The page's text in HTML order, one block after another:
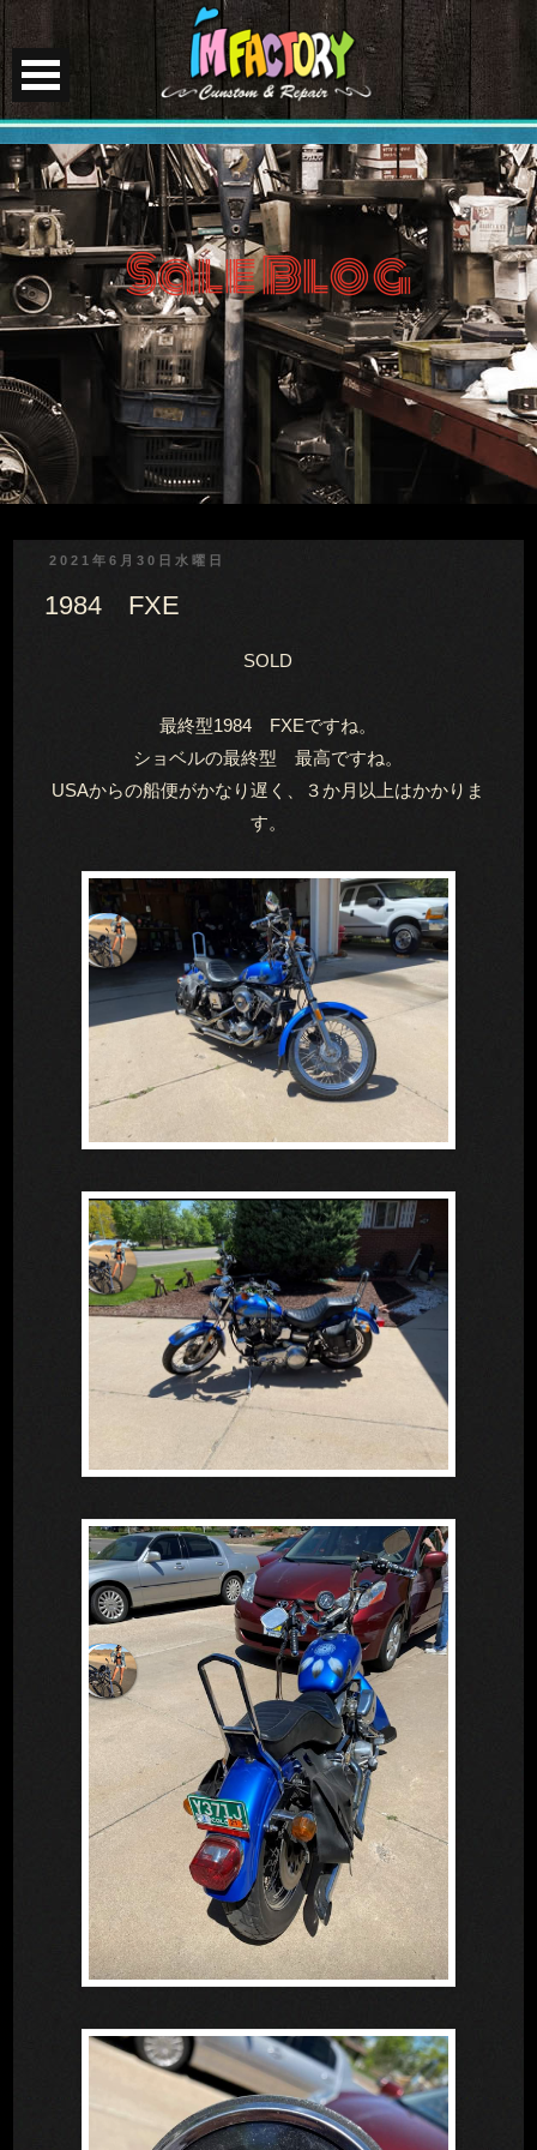
Sale Blog
2021年6月30日水曜日
1984 FXE
SOLD
最終型1984 FXEですね。
ショベルの最終型 最高ですね。
USAからの船便がかなり遅く、３か月以上はかかりま
す。